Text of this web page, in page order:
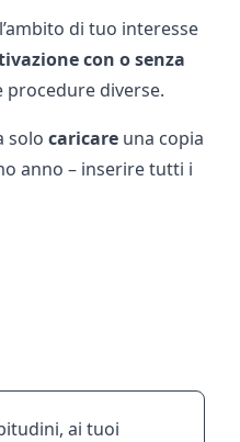
di tuo interesse
con o senza
procedure diverse.
solo caricareuna copia
anno – inserire tutti i
ai tuoi